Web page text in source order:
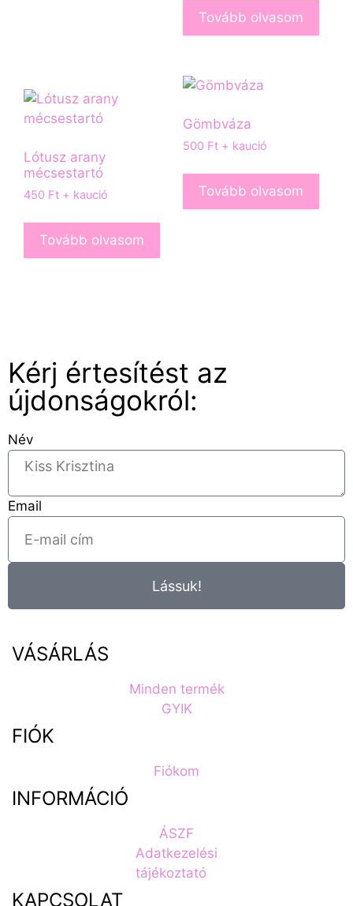
Tovább olvasom
Lótusz arany
mécsestartó
450 Ft + kaució
Tovább olvasom
Gömbváza
500 Ft+ kaució
Tovább olvasom
Kérj értesítést az
újdonságokról:
Név
Email
Lássuk!
VÁSÁRLÁS
Minden termék
GYIK
FIÓK
Fiókom
INFORMÁCIÓ
ÁSZF
Adatkezelési
tájékoztató
KAPCSOLAT